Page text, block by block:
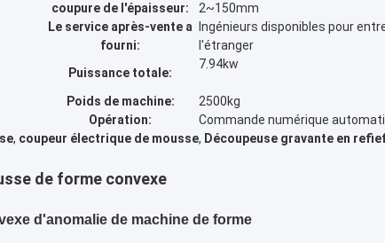
coupure de l'épaisseur:
2~150mm
Le service après-vente a
fourni:
Ingénieurs disponibles pour
l'étranger
Puissance totale:
7.94kw
Poids de machine:
2500kg
Opération:
Commande numérique
, coupeur électrique de mousse, Découpeuse gravante en
de forme convexe
d'anomalie de machine de forme